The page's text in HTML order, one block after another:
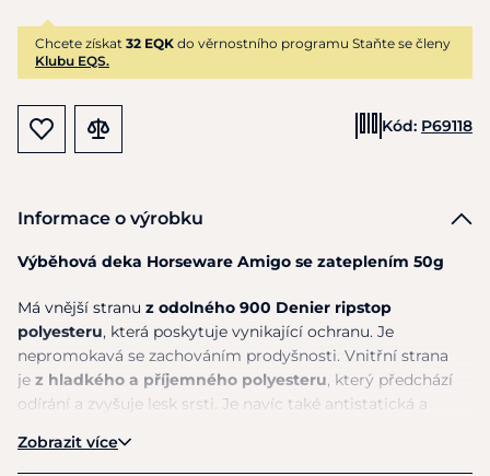
Chcete získat 32 EQK do věrnostního programu Staňte se členy
Klubu EQS.
Kód: P69118
Informace o výrobku
Výběhová deka Horseware Amigo se zateplením 50g
Má vnější stranu z odolného 900 Denier ripstop
polyesteru, která poskytuje vynikající ochranu. Je
nepromokavá se zachováním prodyšnosti. Vnitřní strana
je z hladkého a příjemného polyesteru, který předchází
odírání a zvyšuje lesk srsti. Je navíc také antistatická a
nohou, které zachovávají koni pohodlí a svobodu
Zobrazit více